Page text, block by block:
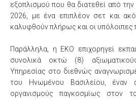
εξοπλισμού που θα διατεθεί από
2026, με ένα επιπλέον σετ και
καλυφθούν πλήρως και οι υπόλοιπες
Παράλληλα, η ΕΚΟ επιχορηγεί
συνολικά οκτώ (8)
Υπηρεσίας στο διεθνώς
του Ηνωμένου Βασιλείου, έναν
οργανισμούς παγκοσμίως στον